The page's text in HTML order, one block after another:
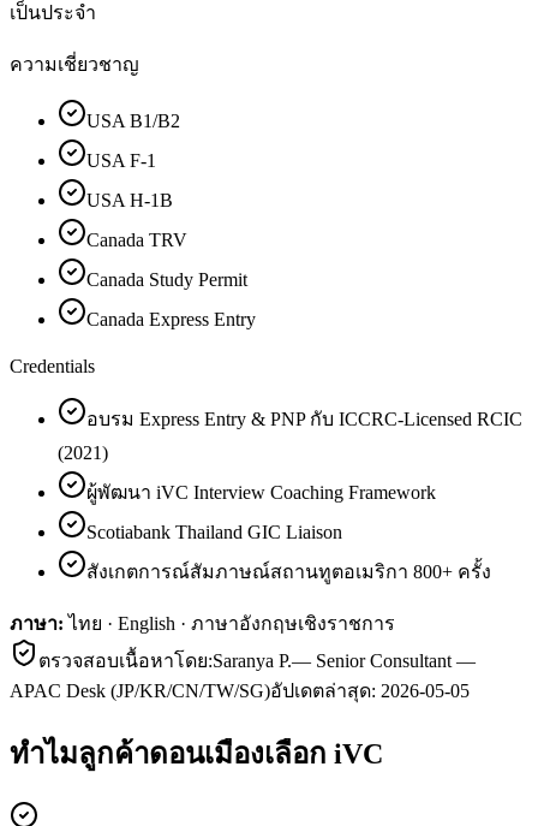
เป็นประจำ
ความเชี่ยวชาญ
USA B1/B2
USA F-1
USA H-1B
Canada TRV
Canada Study Permit
Canada Express Entry
Credentials
อบรม Express Entry & PNP กับ ICCRC-Licensed RCIC
(2021)
ผู้พัฒนา iVC Interview Coaching Framework
Scotiabank Thailand GIC Liaison
สังเกตการณ์สัมภาษณ์สถานทูตอเมริกา 800+ ครั้ง
ภาษา: ไทย · English · ภาษาอังกฤษเชิงราชการ
ตรวจสอบเนื้อหาโดย:Saranya P.— Senior Consultant —
APAC Desk (JP/KR/CN/TW/SG)อัปเดตล่าสุด: 2026-05-05
ทำไมลูกค้าดอนเมืองเลือก iVC